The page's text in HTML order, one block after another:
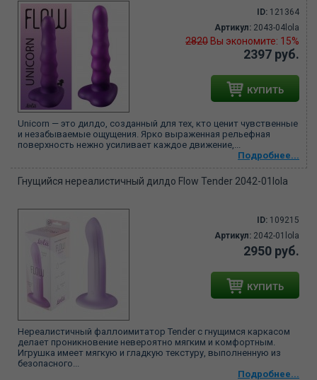
ID: 121364
Артикул: 2043-04lola
2820 Вы экономите: 15%
2397 руб.
КУПИТЬ
Unicorn — это дилдо, созданный для тех, кто ценит чувственные
и незабываемые ощущения. Ярко выраженная рельефная
поверхность нежно усиливает каждое движение,...
Подробнее...
Гнущийся нереалистичный дилдо Flow Tender 2042-01lola
ID: 109215
Артикул: 2042-01lola
2950 руб.
КУПИТЬ
Нереалистичный фаллоимитатор Tender с гнущимся каркасом
делает проникновение невероятно мягким и комфортным.
Игрушка имеет мягкую и гладкую текстуру, выполненную из
безопасного...
Подробнее...